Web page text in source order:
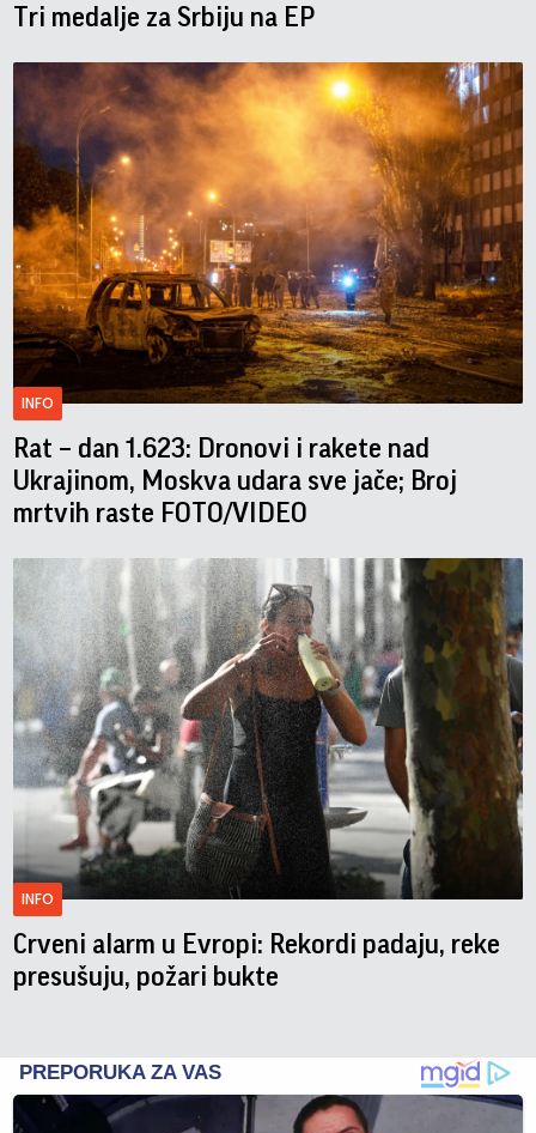
Tri medalje za Srbiju na EP
INFO
Rat – dan 1.623: Dronovi i rakete nad
Ukrajinom, Moskva udara sve jače; Broj
mrtvih raste FOTO/VIDEO
INFO
Crveni alarm u Evropi: Rekordi padaju, reke
presušuju, požari bukte